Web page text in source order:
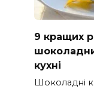
9 кращих
кухні
Шоколадні